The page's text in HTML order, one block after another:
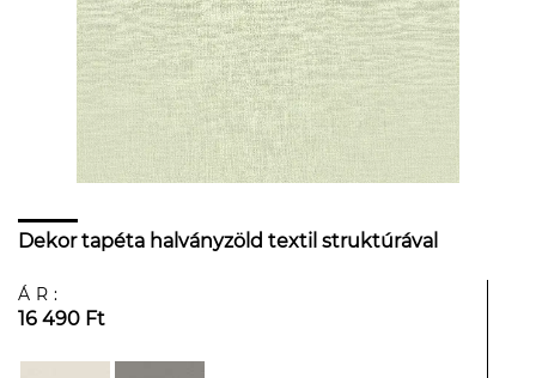
Dekor tapéta halványzöld textil struktúrával
ÁR:
16 490 Ft